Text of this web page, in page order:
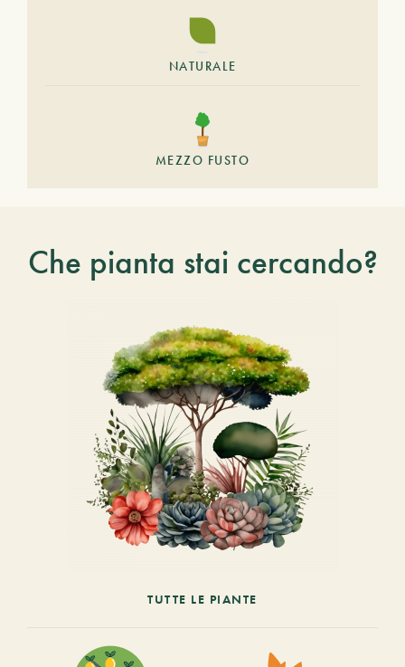
NATURALE
MEZZO FUSTO
Che pianta stai cercando?
TUTTE LE PIANTE